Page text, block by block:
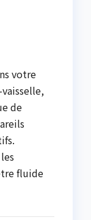
votre
de
fluide